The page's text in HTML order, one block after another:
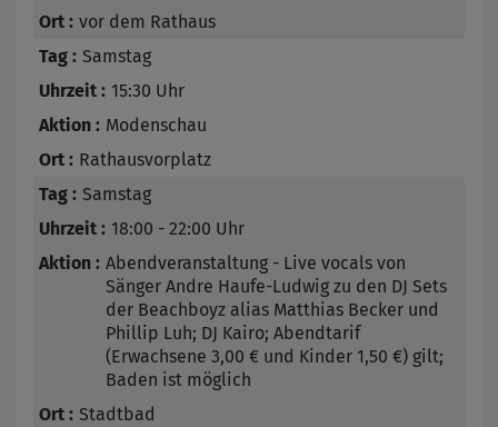
vor dem Rathaus
Samstag
15:30 Uhr
Modenschau
Rathausvorplatz
Samstag
18:00 - 22:00 Uhr
Abendveranstaltung - Live vocals von
Sänger Andre Haufe-Ludwig zu den DJ Sets
der Beachboyz alias Matthias Becker und
Phillip Luh; DJ Kairo; Abendtarif
(Erwachsene 3,00 € und Kinder 1,50 €) gilt;
Baden ist möglich
Stadtbad